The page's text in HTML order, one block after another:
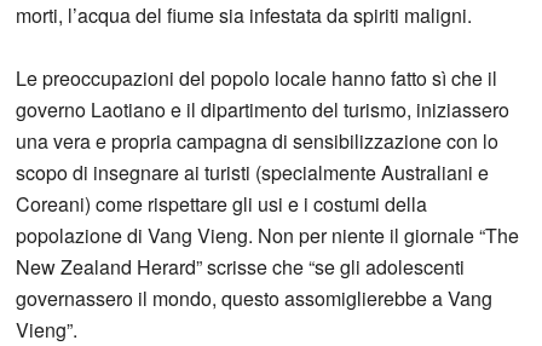
morti, l’acqua del fiume sia infestata da spiriti maligni.
Le preoccupazioni del popolo locale hanno fatto sì che il
governo Laotiano e il dipartimento del turismo, iniziassero
una vera e propria campagna di sensibilizzazione con lo
scopo di insegnare ai turisti (specialmente Australiani e
Coreani) come rispettare gli usi e i costumi della
popolazione di Vang Vieng. Non per niente il giornale “The
New Zealand Herard” scrisse che “se gli adolescenti
governassero il mondo, questo assomiglierebbe a Vang
Vieng”.